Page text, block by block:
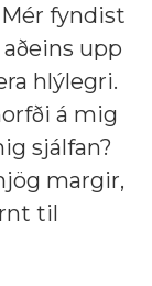
fyndist
upp
hlýlegri.
á mig
sjálfan?
margir,
til